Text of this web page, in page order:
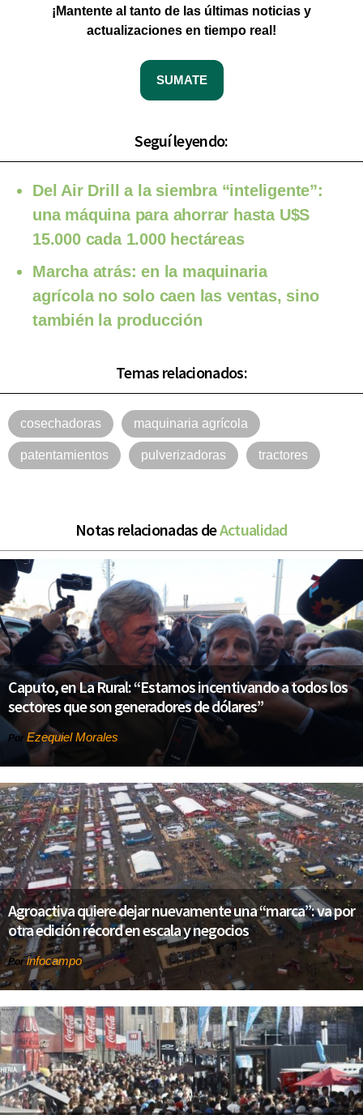
¡Mantente al tanto de las últimas noticias y
actualizaciones en tiempo real!
SUMATE
Seguí leyendo:
Del Air Drill a la siembra “inteligente”:
una máquina para ahorrar hasta U$S
15.000 cada 1.000 hectáreas
Marcha atrás: en la maquinaria
agrícola no solo caen las ventas, sino
también la producción
Temas relacionados:
cosechadoras maquinaria agrícola
patentamientos pulverizadoras tractores
Notas relacionadas deActualidad
Caputo, en La Rural: “Estamos incentivando a todos los
sectores que son generadores de dólares”
Por Ezequiel Morales
Agroactiva quiere dejar nuevamente una “marca”: va por
otra edición récord en escala y negocios
Porinfocampo